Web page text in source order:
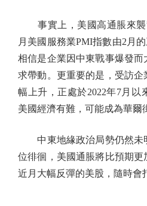
事實上，美國高通脹來襲
月美國服務業PMI指數由2月
相信是企業因中東戰事爆發
求帶動。更重要的是，受訪
幅上升，正處於2022年7月以
美國經濟有難，可能成為華爾
中東地緣政治局勢仍然未
位徘徊，美國通脹將比預期更
近月大幅反彈的美股，隨時會